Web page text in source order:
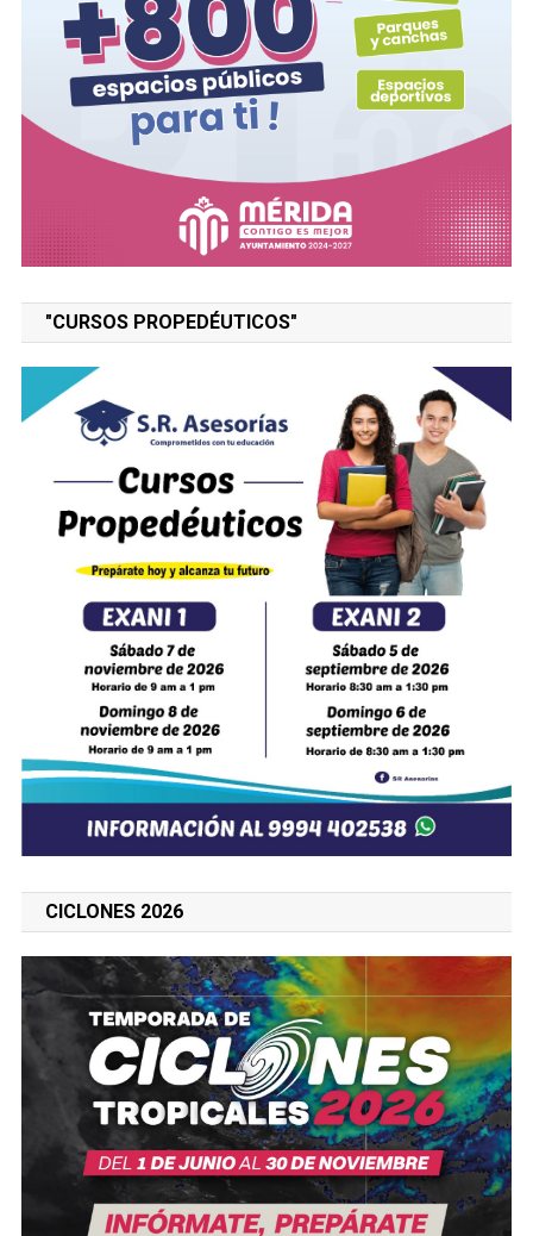
"CURSOS PROPEDÉUTICOS"
CICLONES 2026